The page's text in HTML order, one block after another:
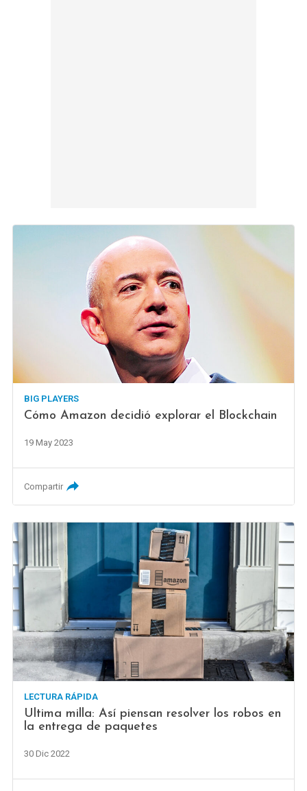
BIG PLAYERS
Cómo Amazon decidió explorar el Blockchain
19 May 2023
Compartir
LECTURA RÁPIDA
Última milla: Así piensan resolver los robos en
la entrega de paquetes
30 Dic 2022